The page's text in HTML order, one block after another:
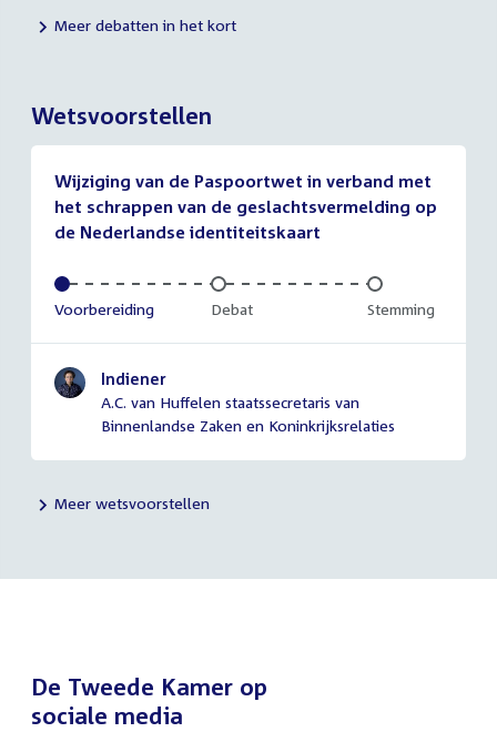
Meer debatten in het kort
Wetsvoorstellen
Wijziging van de Paspoortwet in verband met
het schrappen van de geslachtsvermelding op
de Nederlandse identiteitskaart
Voltooid:
Voorbereiding Onvoltooid:
Debat Onvoltooid:
Stemming
Indiener
A.C. van Huffelen staatssecretaris van
Binnenlandse Zaken en Koninkrijksrelaties
Meer wetsvoorstellen
De Tweede Kamer op
sociale media